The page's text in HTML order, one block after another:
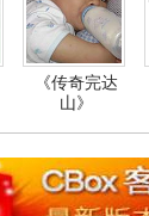
《传奇完达
山》